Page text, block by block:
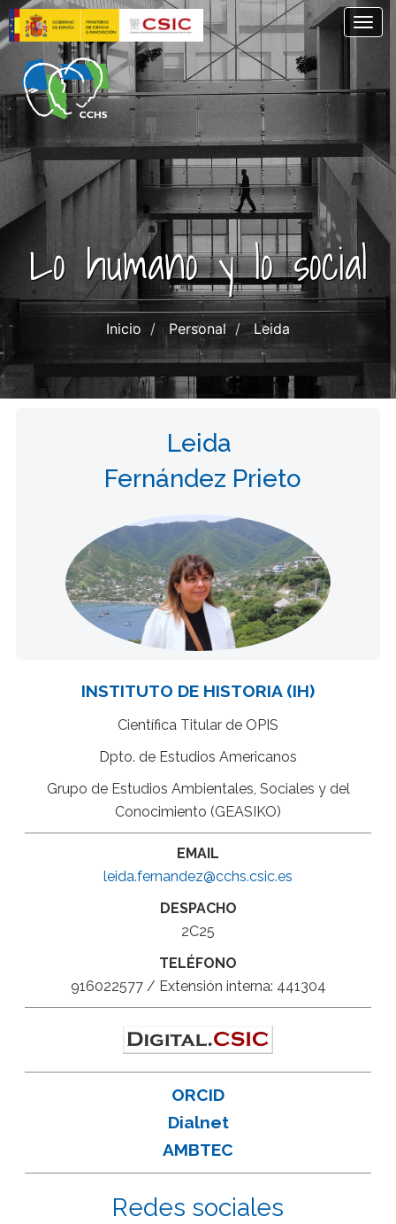
Pasar
al
contenido
principal
Lo humano y lo social
Inicio Personal Leida
Leida
Fernández Prieto
INSTITUTO DE HISTORIA (IH)
Científica Titular de OPIS
Dpto. de Estudios Americanos
Grupo de Estudios Ambientales, Sociales y del
Conocimiento (GEASIKO)
EMAIL
leida.fernandez@cchs.csic.es
DESPACHO
2C25
TELÉFONO
916022577 / Extensión interna: 441304
ORCID
Dialnet
AMBTEC
Redes sociales